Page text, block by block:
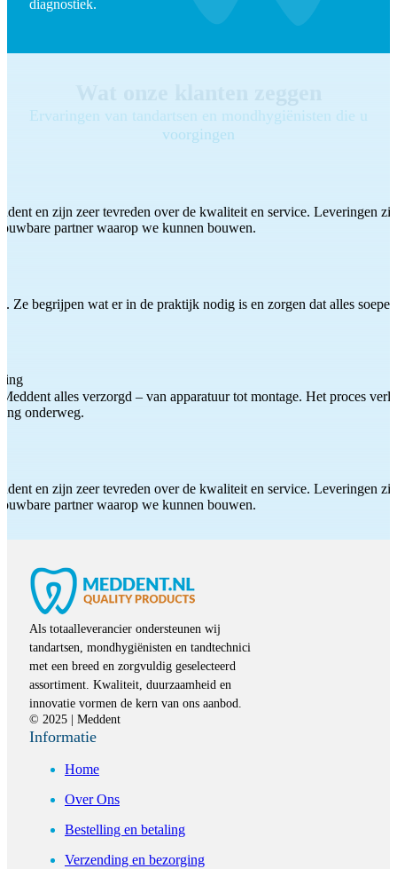
diagnostiek.
Ervaringen van tandartsen en mondhygiënisten die u
voorgingen
en zijn zeer tevreden over de kwaliteit en service. Leveringen
partner waarop we kunnen bouwen.
Ze begrijpen wat er in de praktijk nodig is en zorgen dat alles
alles verzorgd – van apparatuur tot montage. Het proces
onderweg.
en zijn zeer tevreden over de kwaliteit en service. Leveringen
partner waarop we kunnen bouwen.
Als totaalleverancier ondersteunen wij
tandartsen, mondhygiënisten en tandtechnici
met een breed en zorgvuldig geselecteerd
assortiment. Kwaliteit, duurzaamheid en
innovatie vormen de kern van ons aanbod.
© 2025 | Meddent
Informatie
Home
Over Ons
Bestelling en betaling
Verzending en bezorging